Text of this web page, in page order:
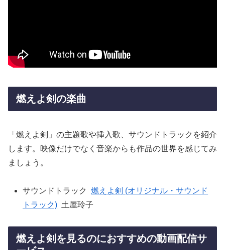
燃えよ剣の楽曲
「燃えよ剣」の主題歌や挿入歌、サウンドトラックを紹介
します。映像だけでなく音楽からも作品の世界を感じてみ
ましょう。
サウンドトラック
燃えよ剣 (オリジナル・サウンド
トラック) 土屋玲子
燃えよ剣を見るのにおすすめの動画配信サ